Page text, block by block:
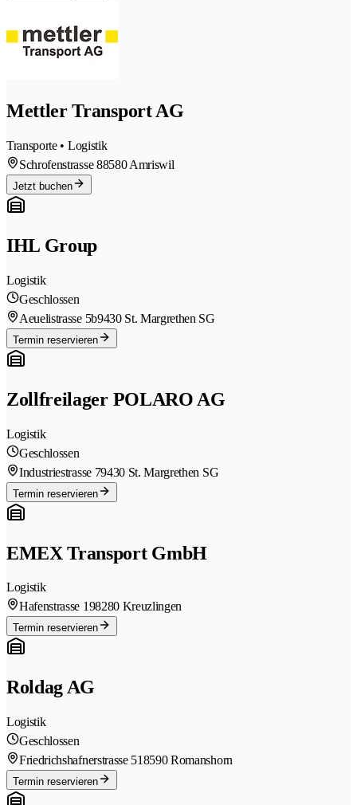
Mettler Transport AG
Transporte • Logistik
Schrofenstrasse 88580 Amriswil
Jetzt buchen
IHL Group
Logistik
Geschlossen
Aeuelistrasse 5b9430 St. Margrethen SG
Termin reservieren
Zollfreilager POLARO AG
Logistik
Geschlossen
Industriestrasse 79430 St. Margrethen SG
Termin reservieren
EMEX Transport GmbH
Logistik
Hafenstrasse 198280 Kreuzlingen
Termin reservieren
Roldag AG
Logistik
Geschlossen
Friedrichshafnerstrasse 518590 Romanshorn
Termin reservieren